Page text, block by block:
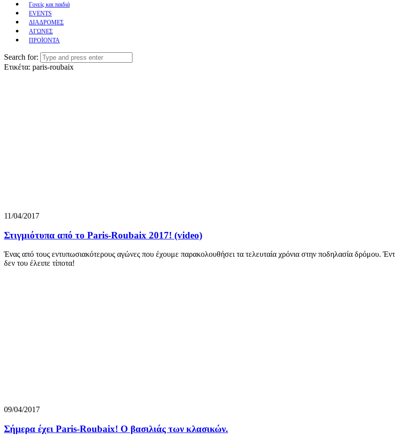
Γονείς και παιδιά
EVENTS
ΔΙΑΔΡΟΜΕΣ
ΑΓΩΝΕΣ
ΠΡΟΪΟΝΤΑ
Search for:
Ετικέτα: paris-roubaix
11/04/2017
Στιγμιότυπα από το Paris-Roubaix 2017! (video)
Ένας από τους εντυπωσιακότερους αγώνες που έχουμε παρακολουθήσει τα τελευταία χρόνια στην ποδηλασία δρόμου.
δεν του έλειπε τίποτα!
09/04/2017
Σήμερα έχει Paris-Roubaix! O βασιλιάς των κλασικών.